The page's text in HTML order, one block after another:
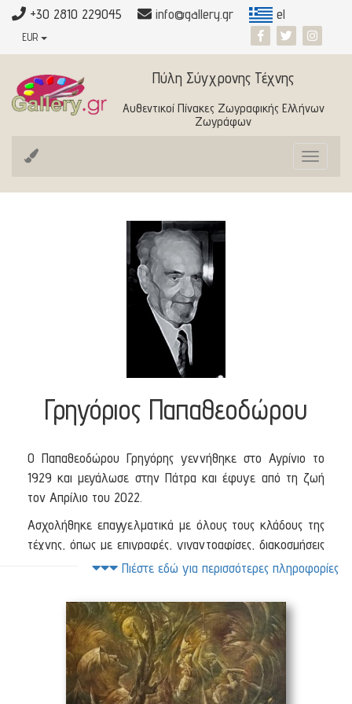
+30 2810 229045 info@gallery.gr el
EUR
Πύλη Σύγχρονης Τέχνης
Αυθεντικοί Πίνακες Ζωγραφικής Ελλήνων
Ζωγράφων
Toggle
Γρηγόριος Παπαθεοδώρου
Ο Παπαθεοδώρου Γρηγόρης γεννήθηκε στο Αγρίνιο το
1929 και μεγάλωσε στην Πάτρα και έφυγε από τη ζωή
τον Απρίλιο του 2022.
Ασχολήθηκε επαγγελματικά με όλους τους κλάδους της
τέχνης, όπως με επιγραφές, γιγαντοαφίσες, διακοσμήσεις
καταστημάτων, διακοσμήσεις εκκλησιών και αγιογραφίες.
Από το 1955 έως το 1966 υπήρξε ο κατασκευαστής
αρμάτων του Πατρινού Καρνάβαλου.
Επίσης ζωγράφιζε έργα που εξέφραζαν τον εσωτερικό
του κόσμο.
Πιέστε εδώ για περισσότερες πληροφορίες